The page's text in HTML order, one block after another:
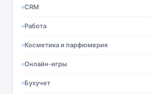
CRM
Работа
Косметика и парфюмерия
Онлайн-игры
Бухучет